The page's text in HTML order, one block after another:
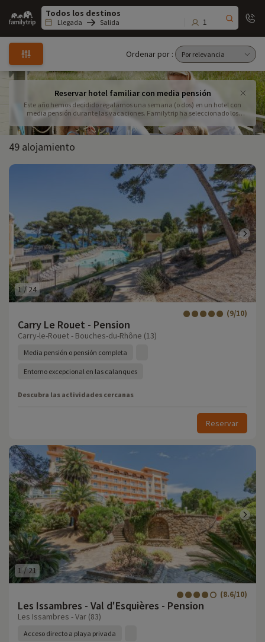
Family
trip
Llegada Salida 1
Ordenar por :
Reservar hotel familiar con media pensión
Este año hemos decidido regalarnos una semana (o dos) en un hotel con
media pensión durante las vacaciones. Familytrip ha seleccionado los
mejores hoteles familiares con media pensión para pasar unas vacaciones
inolvidables. ¡Sólo tienes que poner los pies debajo de la mesa!
49 alojamiento
1/ 24
Carry Le Rouet - Pension
(9/10)
Carry-le-Rouet - Bouches-du-Rhône (13)
Media pensión o pensión completa
Entorno excepcional en las calanques
Descubra las actividades cercanas
Reservar
1 /21
Les Issambres - Val d'Esquières - Pension
(8.6/10)
Les Issambres - Var (83)
Acceso directo a playa privada